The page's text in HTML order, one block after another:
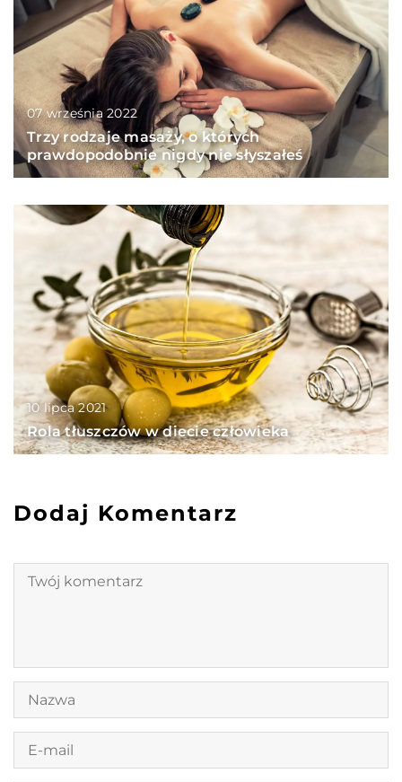
07 września 2022
Trzy rodzaje masaży, o których
prawdopodobnie nigdy nie słyszałeś
10 lipca 2021
Rola tłuszczów w diecie człowieka
Dodaj Komentarz